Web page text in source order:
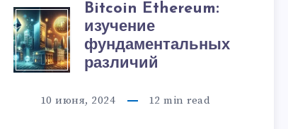
Bitcoin Ethereum:
изучение
фундаментальных
различий
10 июня, 2024 12 min read